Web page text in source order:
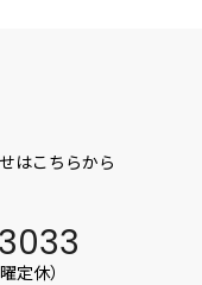
はこちらから
定休）